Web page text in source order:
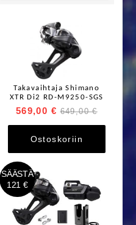
Takavaihtaja Shimano
XTR Di2 RD-M9250-SGS
569,00 € 649,00 €
Ostoskoriin
SÄÄSTÄ
121 €